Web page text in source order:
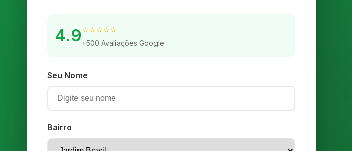
4.9⭐⭐⭐⭐⭐
+500 Avaliações Google
Seu Nome
Bairro